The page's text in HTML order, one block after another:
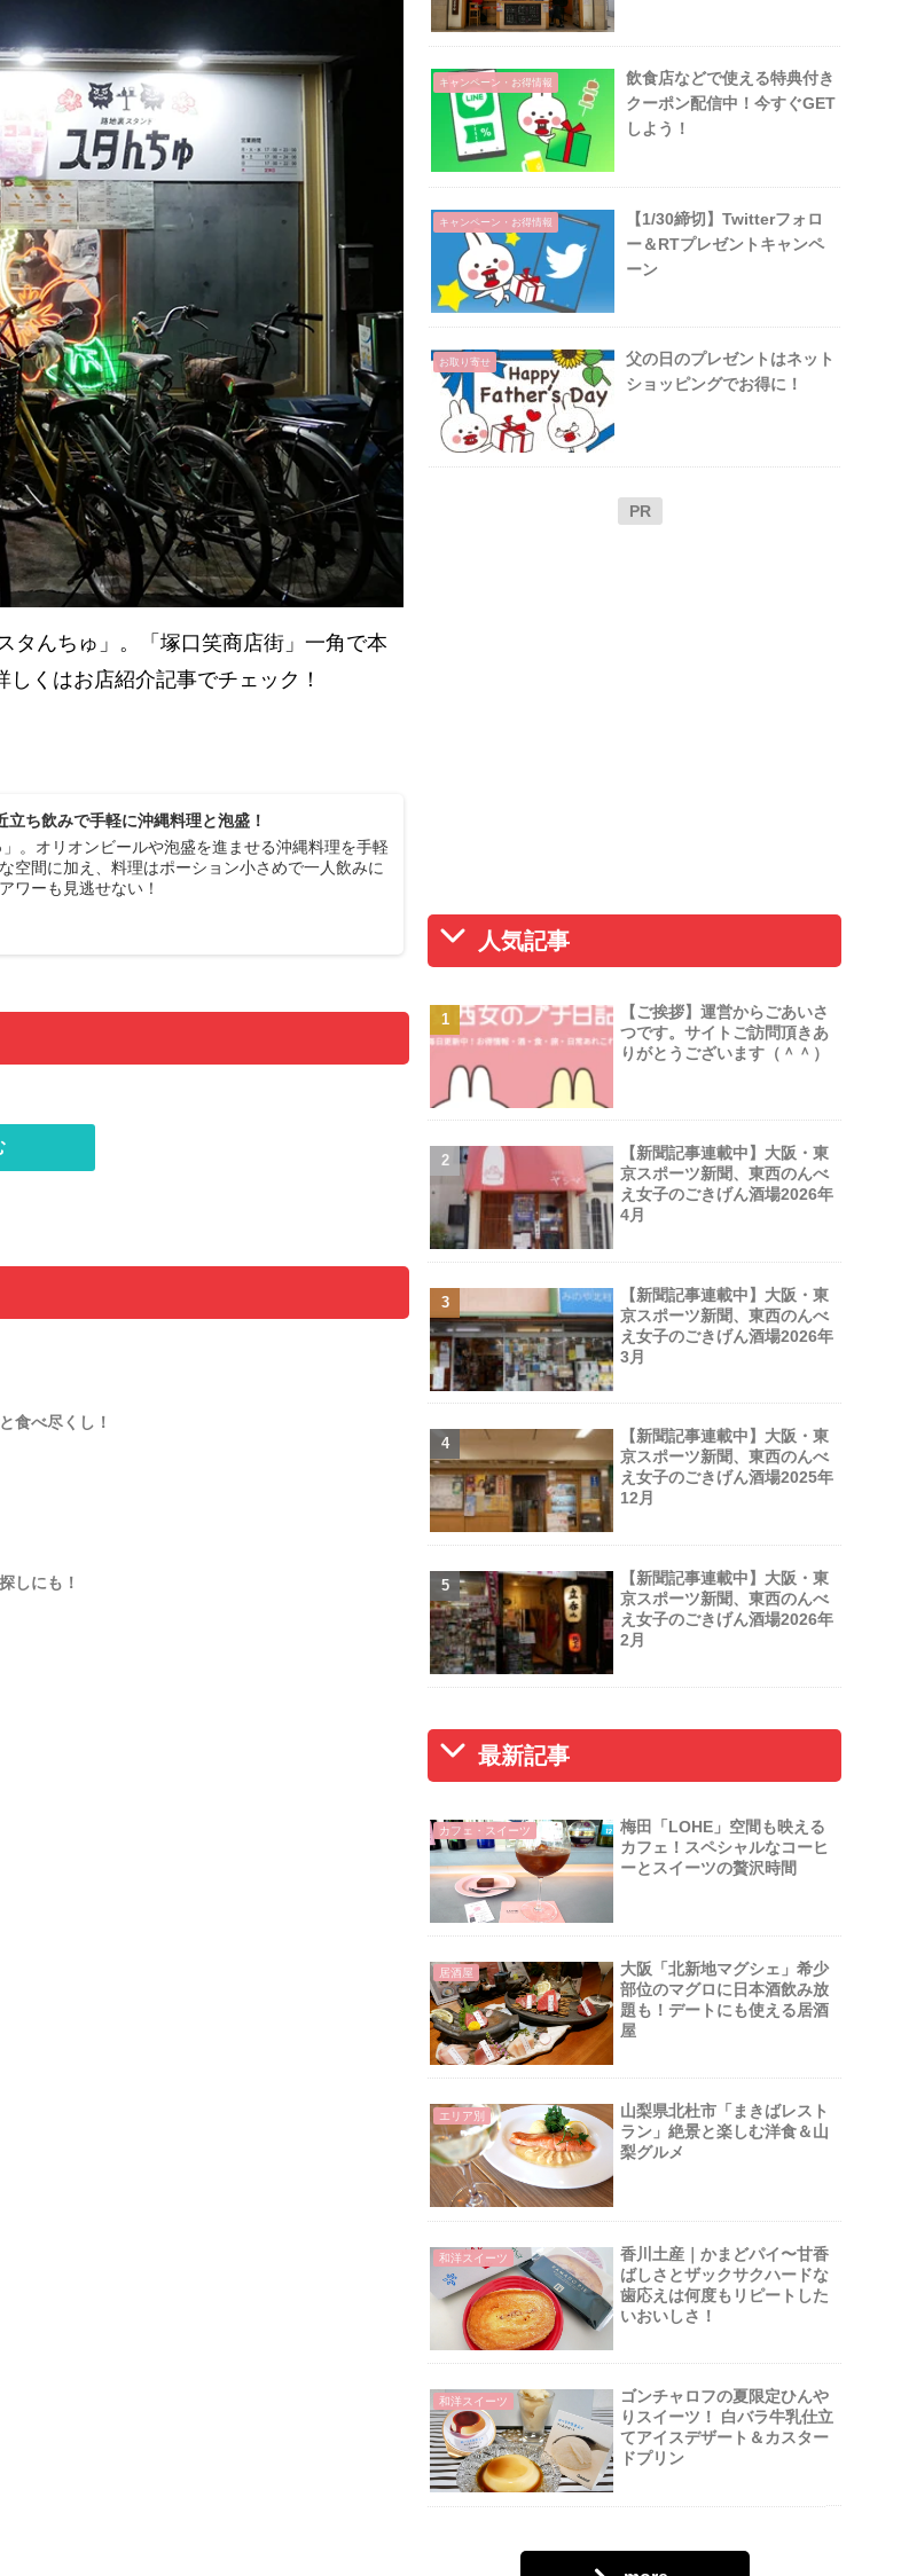
タんちゅ」。「塚口笑商店街」一角で本
くはお店紹介記事でチェック！
ち飲みで手軽に沖縄料理と泡盛！
。オリオンビールや泡盛を進ませる沖縄料理を手軽
空間に加え、料理はポーション小さめで一人飲みに
ワーも見逃せない！
食べ尽くし！
しにも！
キャンペーン・お得情報
飲食店などで使える特典付き
クーポン配信中！今すぐGET
しよう！
キャンペーン・お得情報
【1/30締切】Twitterフォロ
ー＆RTプレゼントキャンペ
ーン
お取り寄せ
父の日のプレゼントはネット
ショッピングでお得に！
PR
人気記事
【ご挨拶】運営からごあいさ
つです。サイトご訪問頂きあ
りがとうございます（＾＾）
【新聞記事連載中】大阪・東
京スポーツ新聞、東西のんべ
え女子のごきげん酒場2026年
4月
【新聞記事連載中】大阪・東
京スポーツ新聞、東西のんべ
え女子のごきげん酒場2026年
3月
【新聞記事連載中】大阪・東
京スポーツ新聞、東西のんべ
え女子のごきげん酒場2025年
12月
【新聞記事連載中】大阪・東
京スポーツ新聞、東西のんべ
え女子のごきげん酒場2026年
2月
最新記事
カフェ・スイーツ
梅田「LOHE」空間も映える
カフェ！スペシャルなコーヒ
ーとスイーツの贅沢時間
居酒屋
大阪「北新地マグシェ」希少
部位のマグロに日本酒飲み放
題も！デートにも使える居酒
屋
エリア別
山梨県北杜市「まきばレスト
ラン」絶景と楽しむ洋食＆山
梨グルメ
和洋スイーツ
香川土産｜かまどパイ〜甘香
ばしさとザックサクハードな
歯応えは何度もリピートした
いおいしさ！
和洋スイーツ
ゴンチャロフの夏限定ひんや
りスイーツ！ 白バラ牛乳仕立
てアイスデザート＆カスター
ドプリン